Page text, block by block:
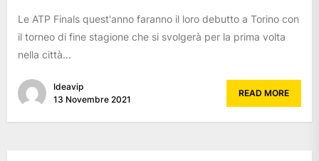
Le ATP Finals quest'anno faranno il loro debutto a Torino con
il torneo di fine stagione che si svolgerà per la prima volta
nella città...
Ideavip
13 Novembre 2021
READ MORE